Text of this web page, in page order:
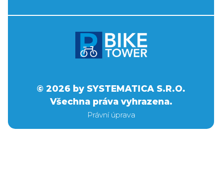
© 2026 by SYSTEMATICA S.R.O.
Všechna práva vyhrazena.
Právní úprava